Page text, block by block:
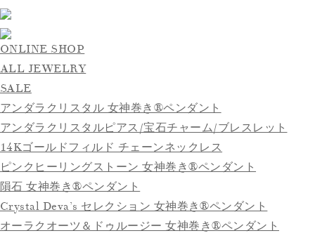
ONLINE SHOP
ALL JEWELRY
SALE
アンダラクリスタル 女神巻き®ペンダント
アンダラクリスタルピアス/宝石チャーム/ブレスレット
14Kゴールドフィルド チェーンネックレス
ピンクヒーリングストーン 女神巻き®ペンダント
隕石 女神巻き®ペンダント
Crystal Deva’s セレクション 女神巻き®ペンダント
オーラクオーツ＆ドゥルージー 女神巻き®ペンダント